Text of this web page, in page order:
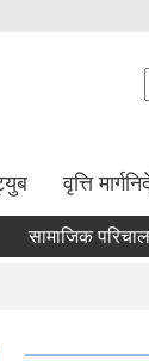
वृत्ति
सामाजिक परिचालक